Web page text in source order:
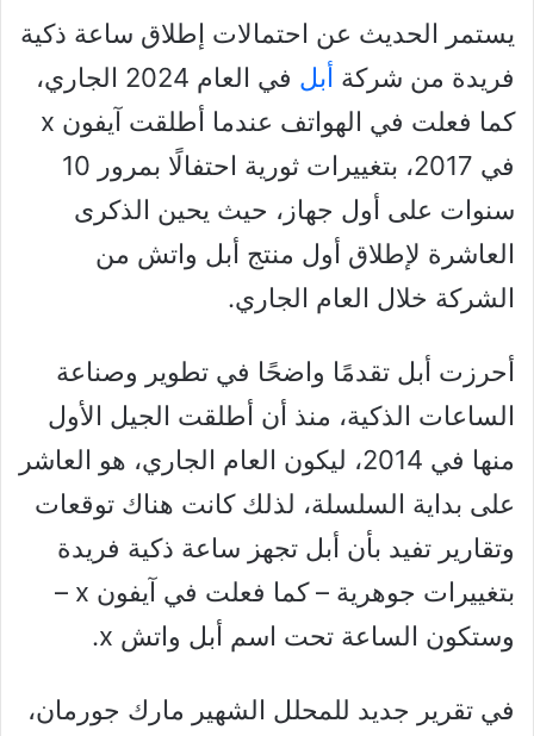
يستمر الحديث عن احتمالات إطلاق ساعة ذكية
فريدة من شركة أبل
في العام 2024 الجاري،
كما فعلت في الهواتف عندما أطلقت آيفون x
في 2017، بتغييرات ثورية احتفالًا بمرور 10
سنوات على أول جهاز، حيث يحين الذكرى
العاشرة لإطلاق أول منتج أبل واتش من
الشركة خلال العام الجاري.
أحرزت أبل تقدمًا واضحًا في تطوير وصناعة
الساعات الذكية، منذ أن أطلقت الجيل الأول
منها في 2014، ليكون العام الجاري، هو العاشر
على بداية السلسلة، لذلك كانت هناك توقعات
وتقارير تفيد بأن أبل تجهز ساعة ذكية فريدة
بتغييرات جوهرية – كما فعلت في آيفون x –
وستكون الساعة تحت اسم أبل واتش x.
في تقرير جديد للمحلل الشهير مارك جورمان،